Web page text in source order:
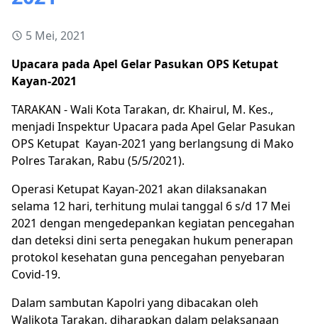
5 Mei, 2021
Upacara pada Apel Gelar Pasukan OPS Ketupat
Kayan-2021
TARAKAN - Wali Kota Tarakan, dr. Khairul, M. Kes.,
menjadi Inspektur Upacara pada Apel Gelar Pasukan
OPS Ketupat Kayan-2021 yang berlangsung di Mako
Polres Tarakan, Rabu (5/5/2021).
Operasi Ketupat Kayan-2021 akan dilaksanakan
selama 12 hari, terhitung mulai tanggal 6 s/d 17 Mei
2021 dengan mengedepankan kegiatan pencegahan
dan deteksi dini serta penegakan hukum penerapan
protokol kesehatan guna pencegahan penyebaran
Covid-19.
Dalam sambutan Kapolri yang dibacakan oleh
Walikota Tarakan, diharapkan dalam pelaksanaan